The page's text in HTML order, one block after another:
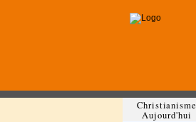
Christianisme
Aujourd'hui